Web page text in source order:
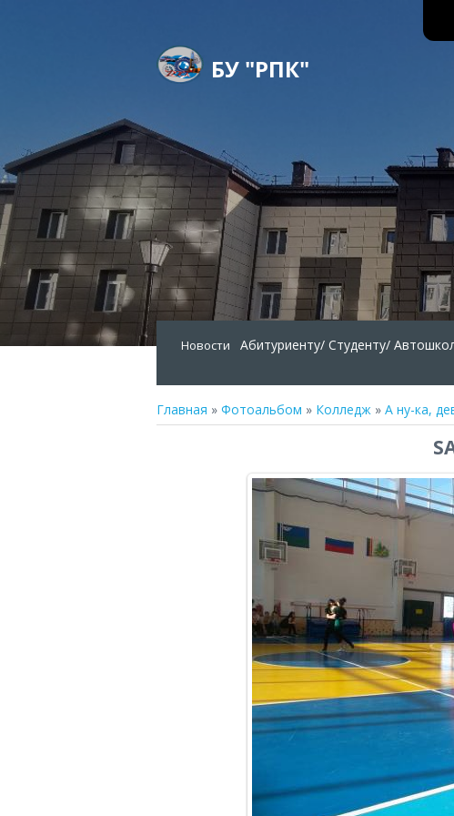
БУ "РПК"
Новости Абитуриенту/ Студенту/
Главная » Фотоальбом » Колледж » А ну-ка,